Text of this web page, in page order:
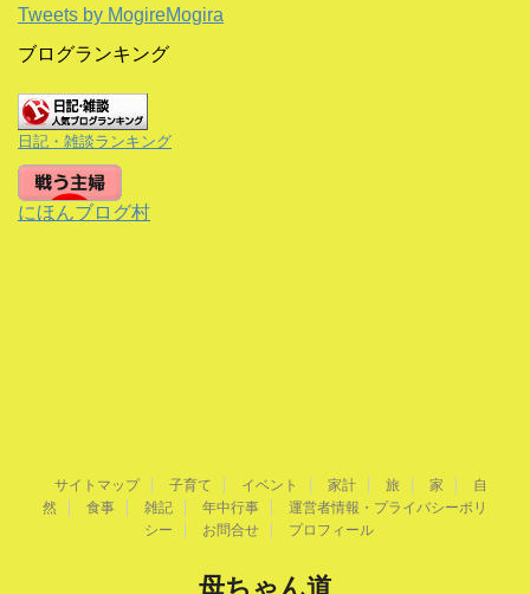
Tweets by MogireMogira
ブログランキング
日記・雑談ランキング
にほんブログ村
サイトマップ 子育て イベント 家計 旅 家
自
然
食事 雑記 年中行事
運営者情報・プライバシーポリ
シー
お問合せ プロフィール
母ちゃん道